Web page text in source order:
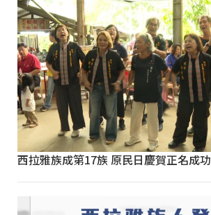
西拉雅族成第17族 原民日慶賀正名成功